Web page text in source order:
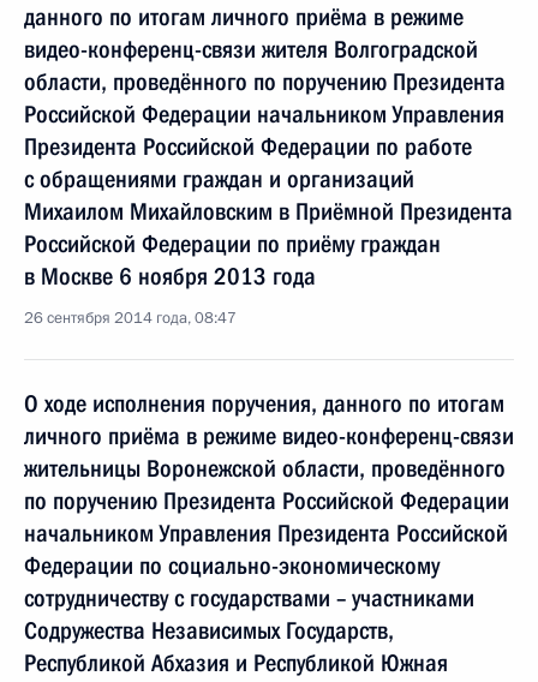
данного по итогам личного приёма в режиме
видео-конференц-связи жителя Волгоградской
области, проведённого по поручению Президента
Российской Федерации начальником Управления
Президента Российской Федерации по работе
с обращениями граждан и организаций
Михаилом Михайловским в Приёмной Президента
Российской Федерации по приёму граждан
в Москве 6 ноября 2013 года
26 сентября 2014 года, 08:47
О ходе исполнения поручения, данного по итогам
личного приёма в режиме видео-конференц-связи
жительницы Воронежской области, проведённого
по поручению Президента Российской Федерации
начальником Управления Президента Российской
Федерации по социально-экономическому
сотрудничеству с государствами – участниками
Содружества Независимых Государств,
Республикой Абхазия и Республикой Южная